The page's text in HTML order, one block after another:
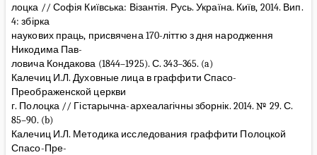
лоцка // Софія Київська: Візантія. Русь. Україна. Київ, 2014. Вип.
4: збірка
наукових праць, присвячена 170-літтю з дня народження
Никодима Пав-
ловича Кондакова (1844–1925). С. 343–365. (a)
Калечиц И.Л. Духовные лица в граффити Спасо-
Преображенской церкви
г. Полоцка // Гістарычна-археалагічны зборнік. 2014. № 29. С.
85–90. (b)
Калечиц И.Л. Методика исследования граффити Полоцкой
Спасо-Пре-